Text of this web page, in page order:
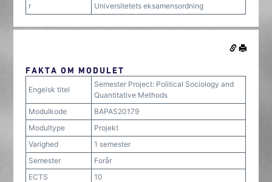
r
Universitetets eksamensordning
FAKTA OM MODULET
Engelsk titel
Semester Project: Political Sociology and
Quantitative Methods
Modulkode
BAPAS20179
Modultype
Projekt
Varighed
1 semester
Semester
Forår
ECTS
10